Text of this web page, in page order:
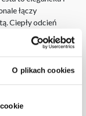
O plikach cookies
łączy
Ciepły odcień
i naturalny
ponadczasowy
meble z kolekcji
salonie, sypialni,
użytkowania.